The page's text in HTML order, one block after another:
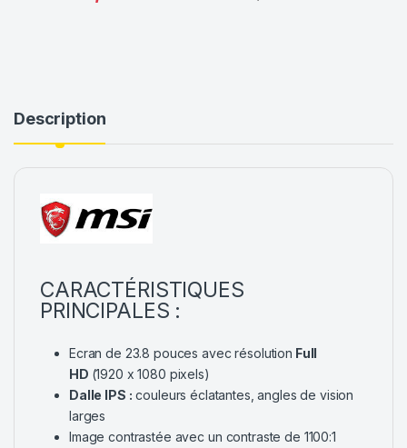
Description
CARACTÉRISTIQUES
PRINCIPALES :
Ecran de 23.8 pouces avec résolution Full
HD (1920 x 1080 pixels)
Dalle IPS : couleurs éclatantes, angles de vision
larges
Image contrastée avec un contraste de 1100:1